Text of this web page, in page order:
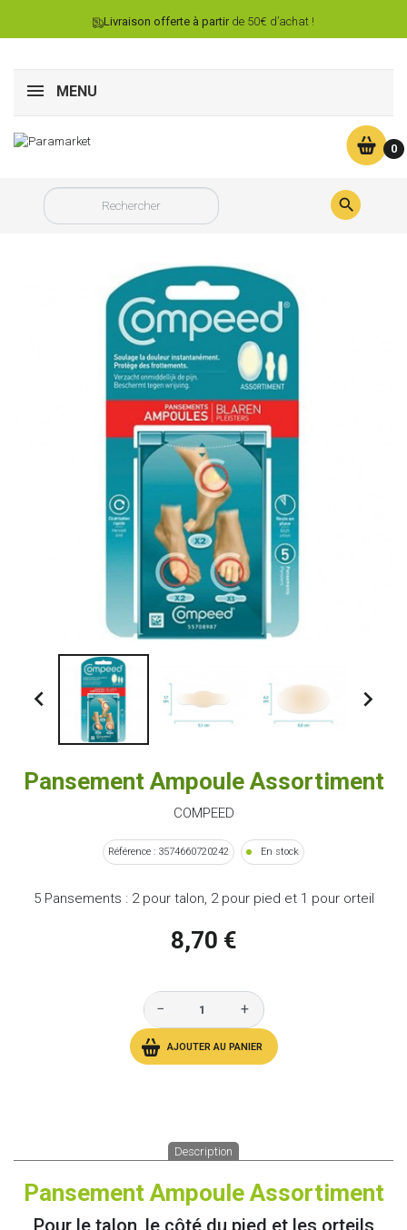
Livraison offerte à partirde 50€ d’achat !
MENU
0

 
Pansement Ampoule Assortiment
COMPEED
Référence : 3574660720242 En stock
5 Pansements : 2 pour talon, 2 pour pied et 1 pour orteil
8,70 €
− +
AJOUTER AU PANIER
Description
Pansement Ampoule Assortiment
Pour le talon, le côté du pied et les orteils